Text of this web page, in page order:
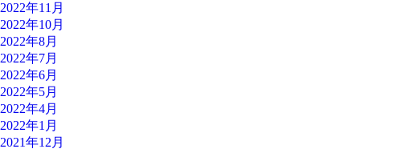
2022年11月
2022年10月
2022年8月
2022年7月
2022年6月
2022年5月
2022年4月
2022年1月
2021年12月